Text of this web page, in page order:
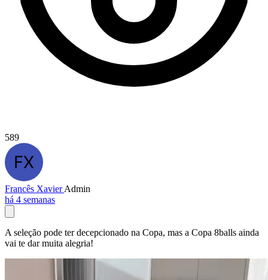
589
Francês XavierAdmin
há 4 semanas
A seleção pode ter decepcionado na Copa, mas a Copa 8balls ainda
vai te dar muita alegria!